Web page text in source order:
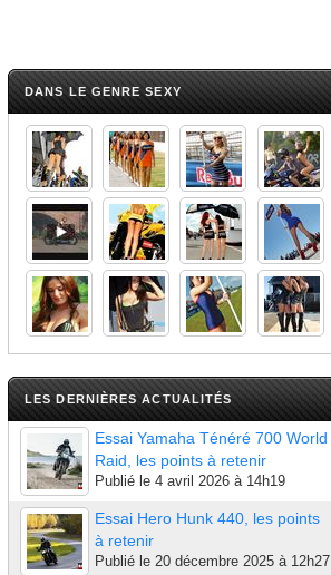
DANS LE GENRE SEXY
LES DERNIÈRES ACTUALITÉS
Essai Yamaha Ténéré 700 World
Raid, les points à retenir
Publié le 4 avril 2026 à 14h19
Essai Hero Hunk 440, les points
à retenir
Publié le 20 décembre 2025 à 12h27